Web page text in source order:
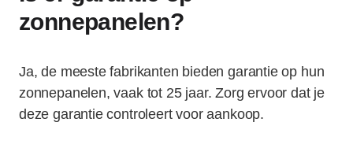
zonnepanelen?
Ja, de meeste fabrikanten bieden garantie op hun
zonnepanelen, vaak tot 25 jaar. Zorg ervoor dat je
deze garantie controleert voor aankoop.